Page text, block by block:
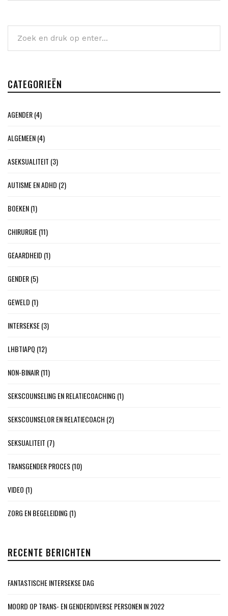
CATEGORIEËN
AGENDER(4)
ALGEMEEN(4)
ASEKSUALITEIT (3)
AUTISME EN ADHD (2)
BOEKEN(1)
CHIRURGIE(11)
GEAARDHEID (1)
GENDER(5)
GEWELD (1)
INTERSEKSE(3)
LHBTIAPQ (12)
NON-BINAIR(11)
SEKSCOUNSELING EN RELATIECOACHING (1)
SEKSCOUNSELOR EN RELATIECOACH (2)
SEKSUALITEIT (7)
TRANSGENDER PROCES(10)
VIDEO (1)
ZORG EN BEGELEIDING (1)
RECENTE BERICHTEN
FANTASTISCHE INTERSEKSE DAG
MOORD OP TRANS- EN GENDERDIVERSE PERSONEN IN 2022